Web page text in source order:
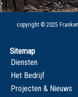
copyright © 2025
Sitemap
Diensten
Het Bedrijf
Projecten & Nieuws